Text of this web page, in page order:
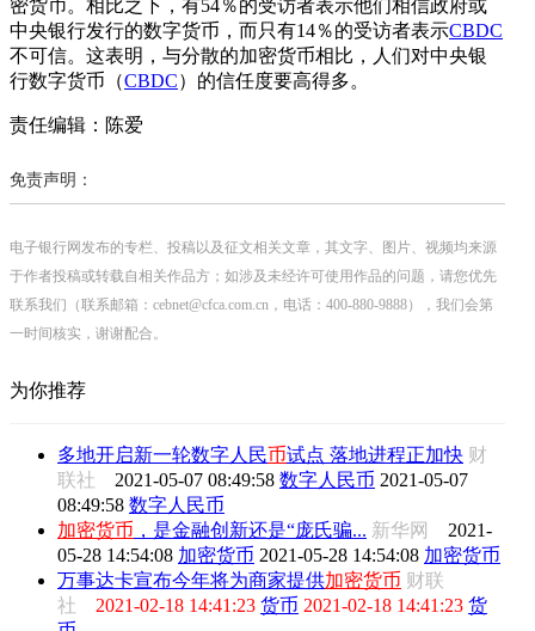
密货币。相比之下，有54％的受访者表示他们相信政府或
中央银行发行的数字货币，而只有14％的受访者表示CBDC
不可信。这表明，与分散的加密货币相比，人们对中央银
行数字货币（CBDC）的信任度要高得多。
责任编辑：陈爱
免责声明：
电子银行网发布的专栏、投稿以及征文相关文章，其文字、图片、视频均来源
于作者投稿或转载自相关作品方；如涉及未经许可使用作品的问题，请您优先
联系我们（联系邮箱：cebnet@cfca.com.cn，电话：400-880-9888），我们会第
一时间核实，谢谢配合。
为你推荐
多地开启新一轮数字人民币试点 落地进程正加快 财
联社 2021-05-07 08:49:58 数字人民币 2021-05-07
08:49:58 数字人民币
加密货币 ，是金融创新还是“庞氏骗... 新华网 2021-
05-28 14:54:08 加密货币 2021-05-28 14:54:08 加密货币
万事达卡宣布今年将为商家提供加密货币 财联
社 2021-02-18 14:41:23 货币 2021-02-18 14:41:23 货